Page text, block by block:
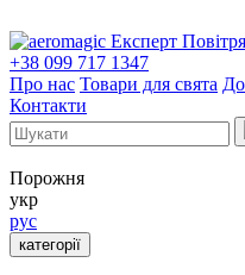
Експерт
+38 099 717 1347
Про нас Товари для свята
Контакти
Порожня
укр
рус
категорії